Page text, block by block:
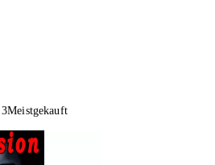
3Meistgekauft